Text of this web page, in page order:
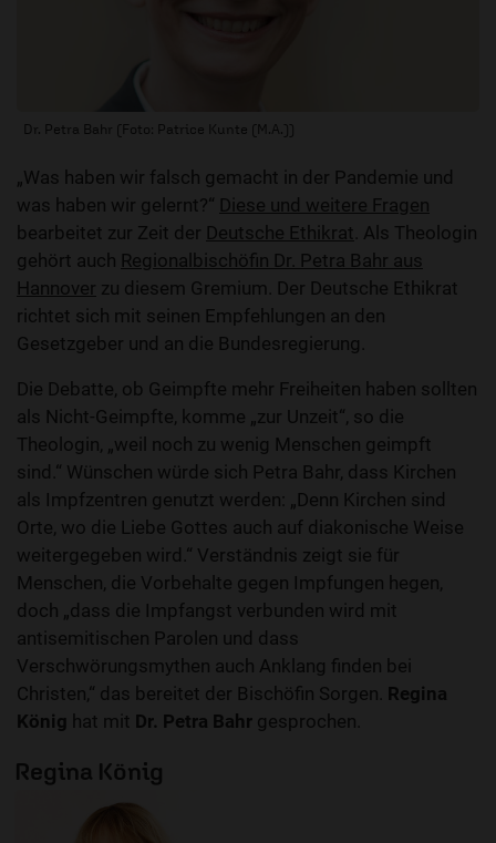
Dr. Petra Bahr (Foto: Patrice Kunte (M.A.))
„Was haben wir falsch gemacht in der Pandemie und
was haben wir gelernt?“ Diese und weitere Fragen
bearbeitet zur Zeit der Deutsche Ethikrat . Als Theologin
gehört auch Regionalbischöfin Dr. Petra Bahr aus
Hannover zu diesem Gremium. Der Deutsche Ethikrat
richtet sich mit seinen Empfehlungen an den
Gesetzgeber und an die Bundesregierung.
Die Debatte, ob Geimpfte mehr Freiheiten haben sollten
als Nicht-Geimpfte, komme „zur Unzeit“, so die
Theologin, „weil noch zu wenig Menschen geimpft
sind.“ Wünschen würde sich Petra Bahr, dass Kirchen
als Impfzentren genutzt werden: „Denn Kirchen sind
Orte, wo die Liebe Gottes auch auf diakonische Weise
weitergegeben wird.“ Verständnis zeigt sie für
Menschen, die Vorbehalte gegen Impfungen hegen,
doch „dass die Impfangst verbunden wird mit
antisemitischen Parolen und dass
Verschwörungsmythen auch Anklang finden bei
Christen,“ das bereitet der Bischöfin Sorgen. Regina
König hat mit Dr. Petra Bahr gesprochen.
Regina König